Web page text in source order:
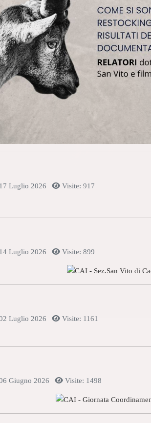
Luglio 2026 Visite: 917
Luglio 2026 Visite: 899
Luglio 2026 Visite: 1161
Giugno 2026 Visite: 1498